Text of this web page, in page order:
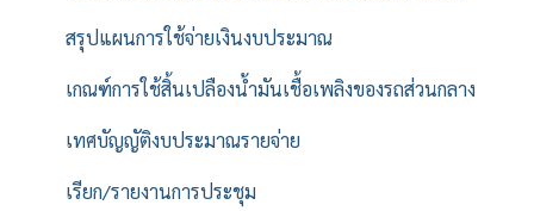
สรุปแผนการใช้จ่ายเงินงบประมาณ
เกณฑ์การใช้สิ้นเปลืองน้ำมันเชื้อเพลิงของรถส่วนกลาง
เทศบัญญัติงบประมาณรายจ่าย
เรียก/รายงานการประชุม